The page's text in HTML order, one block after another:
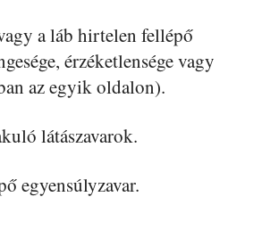
a láb hirtelen fellépő
érzéketlensége vagy
az egyik oldalon).
látászavarok.
egyensúlyzavar.